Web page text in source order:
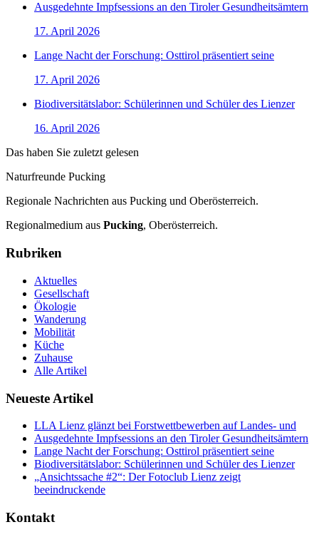
Ausgedehnte Impfsessions an den Tiroler Gesundheitsämtern
17. April 2026
Lange Nacht der Forschung: Osttirol präsentiert seine
17. April 2026
Biodiversitätslabor: Schülerinnen und Schüler des Lienzer
16. April 2026
Das haben Sie zuletzt gelesen
Naturfreunde Pucking
Regionale Nachrichten aus Pucking und Oberösterreich.
Regionalmedium aus Pucking, Oberösterreich.
Rubriken
Aktuelles
Gesellschaft
Ökologie
Wanderung
Mobilität
Küche
Zuhause
Alle Artikel
Neueste Artikel
LLA Lienz glänzt bei Forstwettbewerben auf Landes- und
Ausgedehnte Impfsessions an den Tiroler Gesundheitsämtern
Lange Nacht der Forschung: Osttirol präsentiert seine
Biodiversitätslabor: Schülerinnen und Schüler des Lienzer
„Ansichtssache #2“: Der Fotoclub Lienz zeigt
beeindruckende
Kontakt